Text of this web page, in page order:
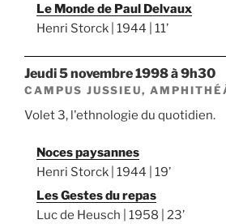
Le Monde de Paul Delvaux
Henri Storck | 1944 | 11’
jeudi 5 novembre 1998 à 9h30
CAMPUS JUSSIEU,
Volet 3, l'ethnologie du quotidien.
Noces paysannes
Henri Storck | 1944 | 19’
Les Gestes du repas
Luc de Heusch | 1958 | 23’